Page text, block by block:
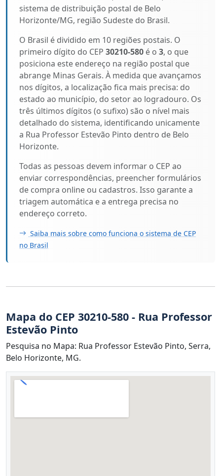
sistema de distribuição postal de Belo
Horizonte/MG, região Sudeste do Brasil.
O Brasil é dividido em 10 regiões postais. O
primeiro dígito do CEP 30210-580 é o 3, o que
posiciona este endereço na região postal que
abrange Minas Gerais. À medida que avançamos
nos dígitos, a localização fica mais precisa: do
estado ao município, do setor ao logradouro. Os
três últimos dígitos (o sufixo) são o nível mais
detalhado do sistema, identificando unicamente
a Rua Professor Estevão Pinto dentro de Belo
Horizonte.
Todas as pessoas devem informar o CEP ao
enviar correspondências, preencher formulários
de compra online ou cadastros. Isso garante a
triagem automática e a entrega precisa no
endereço correto.
Saiba mais sobre como funciona o sistema de CEP
no Brasil
Mapa do CEP 30210-580 - Rua Professor
Estevão Pinto
Pesquisa no Mapa: Rua Professor Estevão Pinto, Serra,
Belo Horizonte, MG.